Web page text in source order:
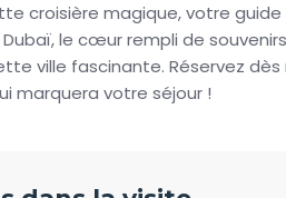
croisière magique, votre
le cœur rempli de
ville fascinante. Réservez
marquera votre séjour !